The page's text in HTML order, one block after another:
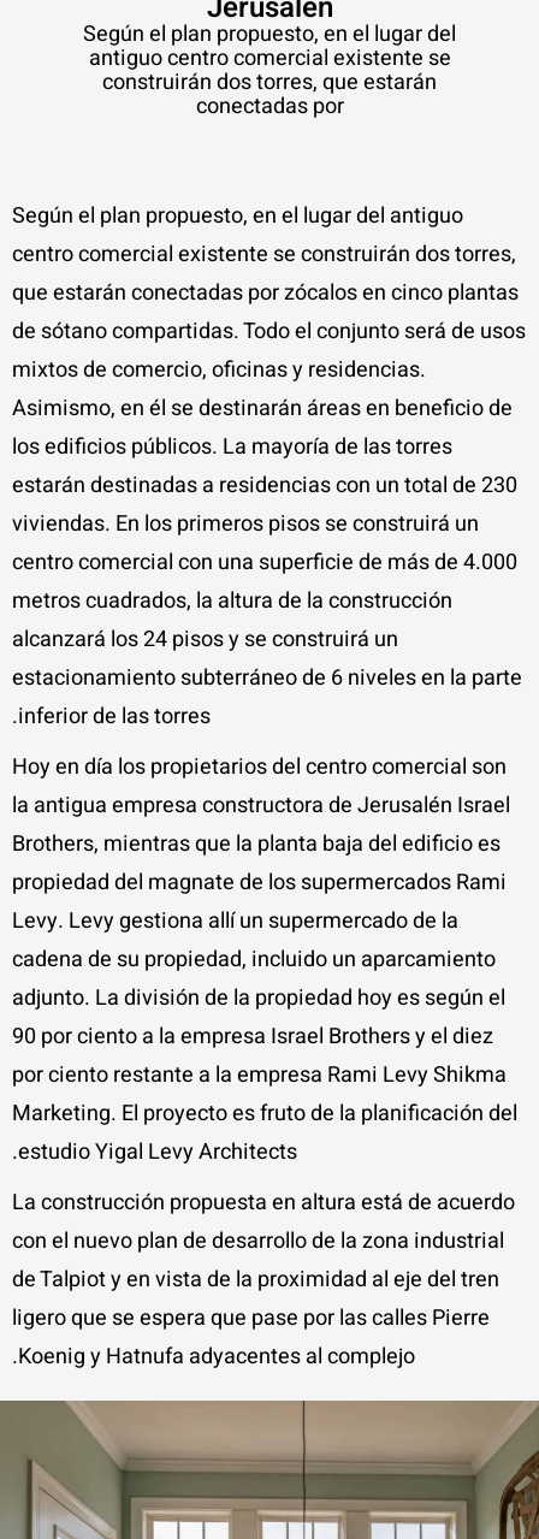
Según el plan propuesto, en el lugar del
antiguo centro comercial existente se
construirán dos torres, que estarán
conectadas por
Según el plan propuesto, en el lugar del antiguo
centro comercial existente se construirán dos torres,
que estarán conectadas por zócalos en cinco plantas
de sótano compartidas. Todo el conjunto será de usos
mixtos de comercio, oficinas y residencias.
Asimismo, en él se destinarán áreas en beneficio de
los edificios públicos. La mayoría de las torres
estarán destinadas a residencias con un total de 230
viviendas. En los primeros pisos se construirá un
centro comercial con una superficie de más de 4.000
metros cuadrados, la altura de la construcción
alcanzará los 24 pisos y se construirá un
estacionamiento subterráneo de 6 niveles en la parte
inferior de las torres.
Hoy en día los propietarios del centro comercial son
la antigua empresa constructora de Jerusalén Israel
Brothers, mientras que la planta baja del edificio es
propiedad del magnate de los supermercados Rami
Levy. Levy gestiona allí un supermercado de la
cadena de su propiedad, incluido un aparcamiento
adjunto. La división de la propiedad hoy es según el
90 por ciento a la empresa Israel Brothers y el diez
por ciento restante a la empresa Rami Levy Shikma
Marketing. El proyecto es fruto de la planificación del
estudio Yigal Levy Architects.
La construcción propuesta en altura está de acuerdo
con el nuevo plan de desarrollo de la zona industrial
de Talpiot y en vista de la proximidad al eje del tren
ligero que se espera que pase por las calles Pierre
Koenig y Hatnufa adyacentes al complejo.